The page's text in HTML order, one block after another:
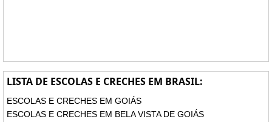
LISTA DE ESCOLAS E CRECHES EM BRASIL:
ESCOLAS E CRECHES EM GOIÁS
ESCOLAS E CRECHES EM BELA VISTA DE GOIÁS